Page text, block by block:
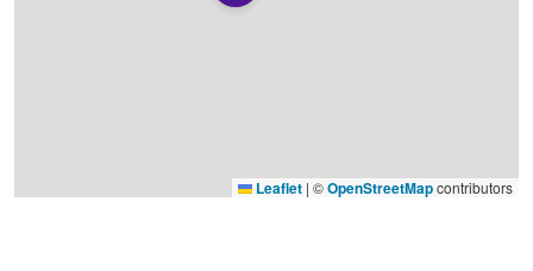
Leaflet | ©OpenStreetMapcontributors